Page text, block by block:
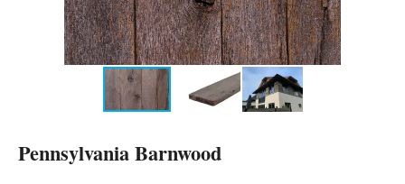
Pennsylvania Barnwood